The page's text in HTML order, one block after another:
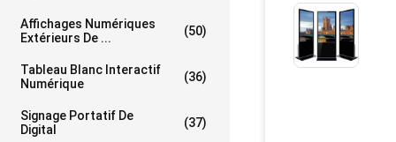
Affichages Numériques
Extérieurs De ...
(50)
Tableau Blanc Interactif
Numérique
(36)
Signage Portatif De
Digital
(37)